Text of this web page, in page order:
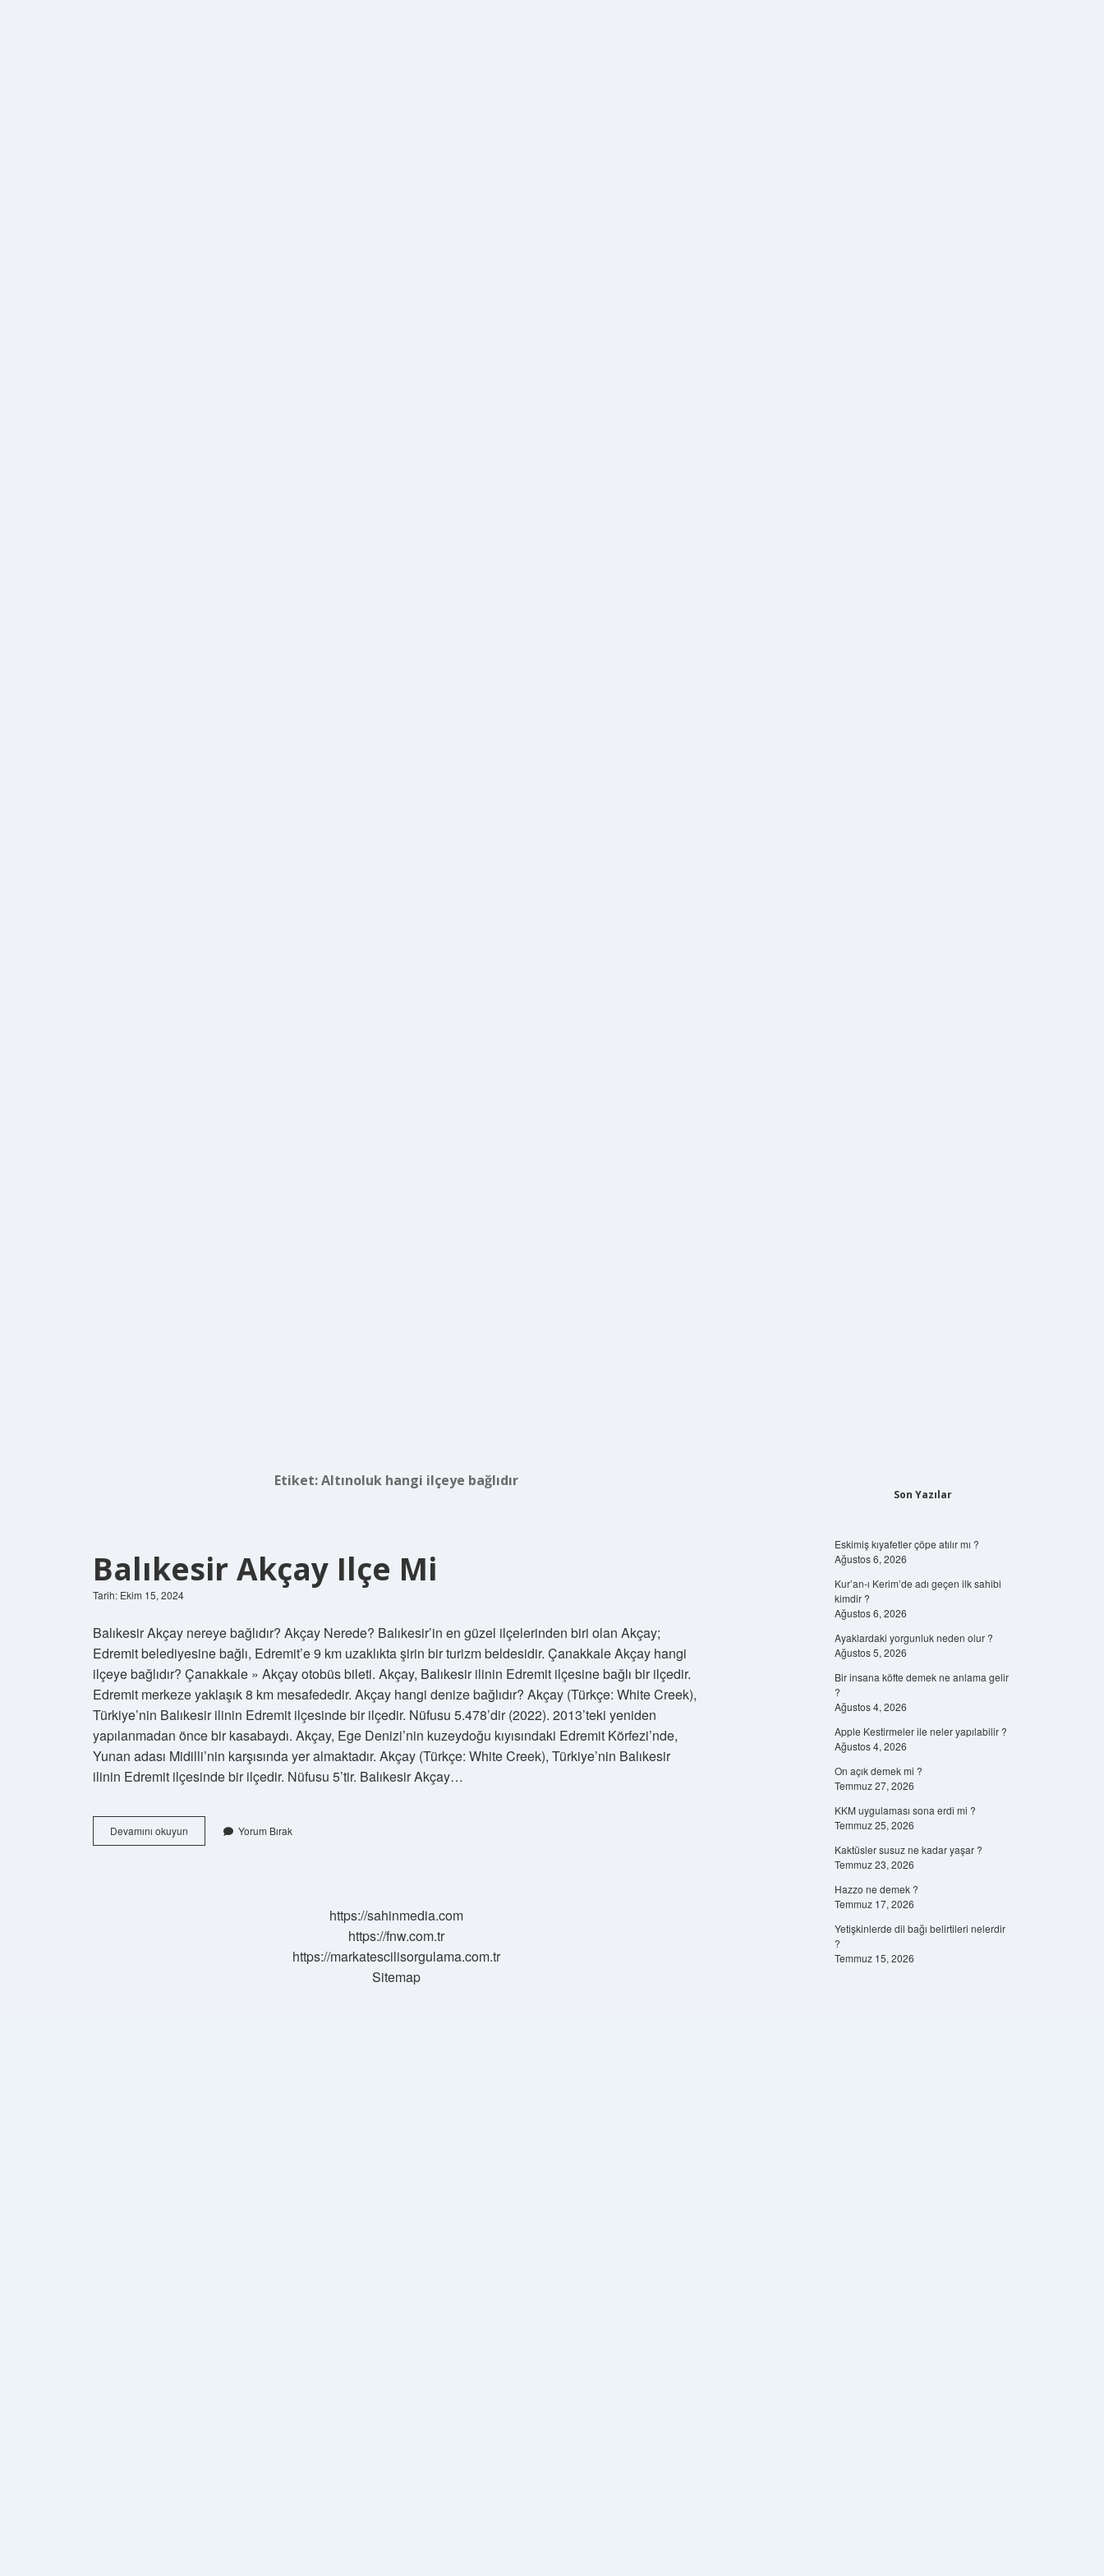
Etiket:Altınoluk hangi ilçeye bağlıdır
Balıkesir Akçay Ilçe Mi
Tarih: Ekim 15, 2024
Balıkesir Akçay nereye bağlıdır? Akçay Nerede? Balıkesir’in en güzel ilçelerinden biri olan Akçay;
Edremit belediyesine bağlı, Edremit’e 9 km uzaklıkta şirin bir turizm beldesidir. Çanakkale Akçay hangi
ilçeye bağlıdır? Çanakkale » Akçay otobüs bileti. Akçay, Balıkesir ilinin Edremit ilçesine bağlı bir ilçedir.
Edremit merkeze yaklaşık 8 km mesafededir. Akçay hangi denize bağlıdır? Akçay (Türkçe: White Creek),
Türkiye’nin Balıkesir ilinin Edremit ilçesinde bir ilçedir. Nüfusu 5.478’dir (2022). 2013’teki yeniden
yapılanmadan önce bir kasabaydı. Akçay, Ege Denizi’nin kuzeydoğu kıyısındaki Edremit Körfezi’nde,
Yunan adası Midilli’nin karşısında yer almaktadır. Akçay (Türkçe: White Creek), Türkiye’nin Balıkesir
ilinin Edremit ilçesinde bir ilçedir. Nüfusu 5’tir. Balıkesir Akçay…
Devamını okuyun Balıkesir
Akçay
Yorum Bırak
https://sahinmedia.com
https://fnw.com.tr
https://markatescilisorgulama.com.tr
Sitemap
Son Yazılar
Eskimiş kıyafetler çöpe atılır mı ?
Ağustos 6, 2026
Kur’an-ı Kerim’de adı geçen ilk sahibi
kimdir ?
Ağustos 6, 2026
Ayaklardaki yorgunluk neden olur ?
Ağustos 5, 2026
Bir insana köfte demek ne anlama gelir
?
Ağustos 4, 2026
Apple Kestirmeler ile neler yapılabilir ?
Ağustos 4, 2026
On açık demek mi ?
Temmuz 27, 2026
KKM uygulaması sona erdi mi ?
Temmuz 25, 2026
Kaktüsler susuz ne kadar yaşar ?
Temmuz 23, 2026
Hazzo ne demek ?
Temmuz 17, 2026
Yetişkinlerde dil bağı belirtileri nelerdir
?
Temmuz 15, 2026